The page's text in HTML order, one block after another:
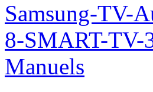
Samsung-TV-
8-SMART-
Manuels